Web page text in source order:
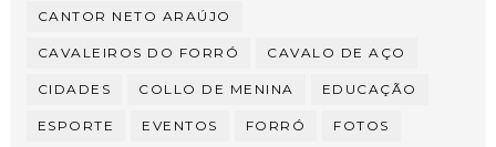
CANTOR NETO ARAÚJO
CAVALEIROS DO FORRÓ CAVALO DE AÇO
CIDADES COLLO DE MENINA EDUCAÇÃO
ESPORTE EVENTOS FORRÓ FOTOS